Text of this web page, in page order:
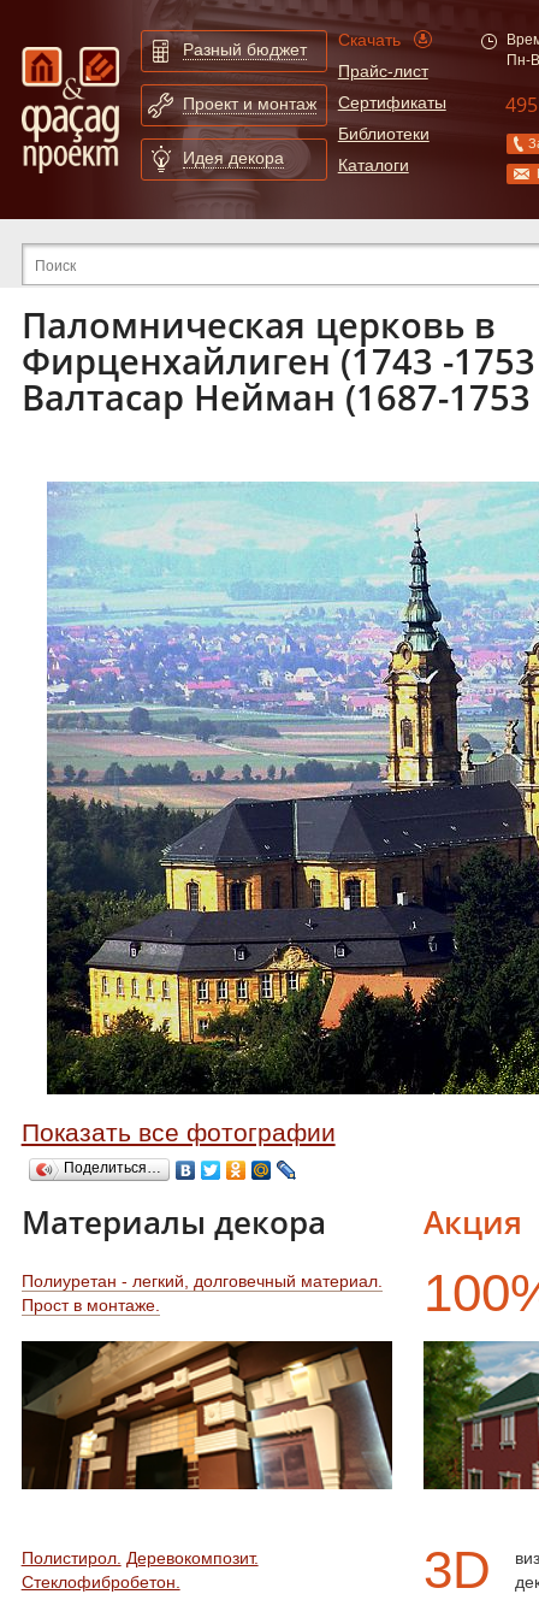
Разный бюджет
Проект и монтаж
Идея декора
Скачать
Прайс-лист
Сертификаты
Библиотеки
Каталоги
Пн-
Паломническая церковь в
Фирценхайлиген (1743 -
Валтасар Нейман (1687-1753
Показать все фотографии
Поделиться…
Акция
3D
Материалы декора
Полиуретан - легкий, долговечный материал.
Прост в монтаже.
Полистирол. Деревокомпозит.
Стеклофибробетон.